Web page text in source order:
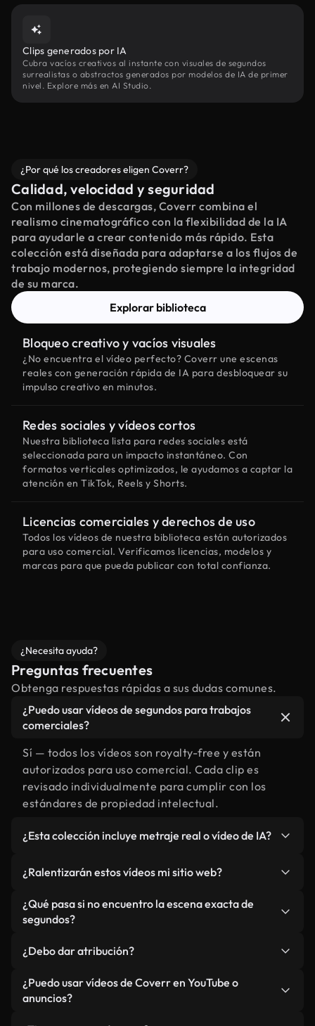
Clips generados por IA
Cubra vacíos creativos al instante con visuales de segundos
surrealistas o abstractos generados por modelos de IA de primer
nivel. Explore más en AI Studio.
¿Por qué los creadores eligen Coverr?
Calidad, velocidad y seguridad
Con millones de descargas, Coverr combina el
realismo cinematográfico con la flexibilidad de la IA
para ayudarle a crear contenido más rápido. Esta
colección está diseñada para adaptarse a los flujos de
trabajo modernos, protegiendo siempre la integridad
de su marca.
Explorar biblioteca
Bloqueo creativo y vacíos visuales
¿No encuentra el vídeo perfecto? Coverr une escenas
reales con generación rápida de IA para desbloquear su
impulso creativo en minutos.
Redes sociales y vídeos cortos
Nuestra biblioteca lista para redes sociales está
seleccionada para un impacto instantáneo. Con
formatos verticales optimizados, le ayudamos a captar la
atención en TikTok, Reels y Shorts.
Licencias comerciales y derechos de uso
Todos los vídeos de nuestra biblioteca están autorizados
para uso comercial. Verificamos licencias, modelos y
marcas para que pueda publicar con total confianza.
¿Necesita ayuda?
Preguntas frecuentes
Obtenga respuestas rápidas a sus dudas comunes.
¿Puedo usar vídeos de segundos para trabajos
comerciales?
Sí — todos los vídeos son royalty-free y están
autorizados para uso comercial. Cada clip es
revisado individualmente para cumplir con los
estándares de propiedad intelectual.
¿Esta colección incluye metraje real o vídeo de IA?
relacionado con segundos y vídeos generados por
IA. Todo está claramente etiquetado.
¿Ralentizarán estos vídeos mi sitio web?
No si selecciona nuestras versiones optimizadas
para web, diseñadas específicamente para uso de
métricas como LCP.
¿Qué pasa si no encuentro la escena exacta de
segundos?
Studio. Describe la escena, como "segundos al
atardecer", y la IA la generará en segundos
conforme a nuestros estándares.
¿Debo dar atribución?
No es necesario. Todos los vídeos en nuestra
biblioteca son royalty-free, aunque siempre se
¿Puedo usar vídeos de Coverr en YouTube o
anuncios?